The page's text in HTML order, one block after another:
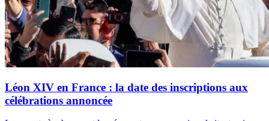
Léon XIV en France : la date des inscriptions aux
célébrations annoncée